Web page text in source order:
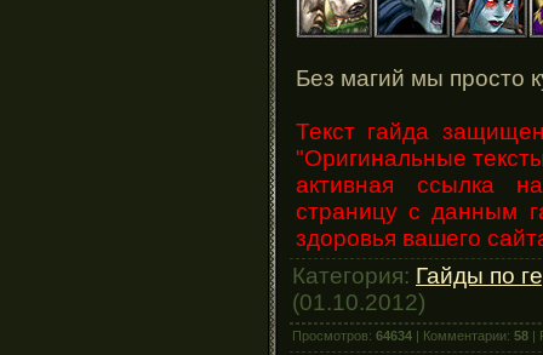
Без магий мы просто
Текст гайда
"Оригинальные
активная ссылка
страницу с данным
здоровья вашего
Категория: Гайды по
(01.10.2012)
Просмотров: 64634 | Комментарии: 58 |